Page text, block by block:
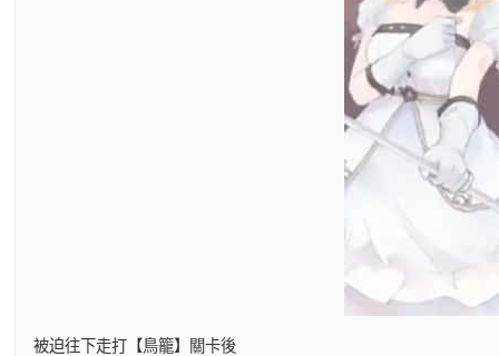
被迫往下走打【鳥籠】關卡後